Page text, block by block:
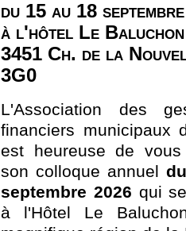
du 15 au 18
à l'hôtel Le Baluchon
3451 Ch. de la
3G0
L'Association des
financiers municipaux
est heureuse de
son colloque annuel
septembre 2026 qui
à l'Hôtel Le